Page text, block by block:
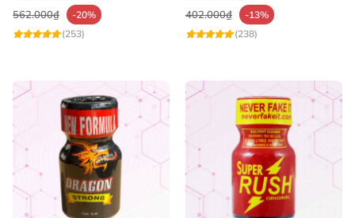
562.000₫
-20%
(253)
402.000₫
-13%
(238)